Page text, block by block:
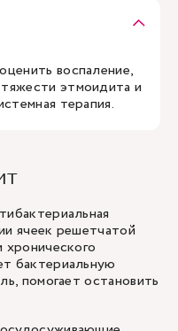
воспаление,
этмоидита и
терапия.
ячеек решетчатой
бактериальную
помогает остановить